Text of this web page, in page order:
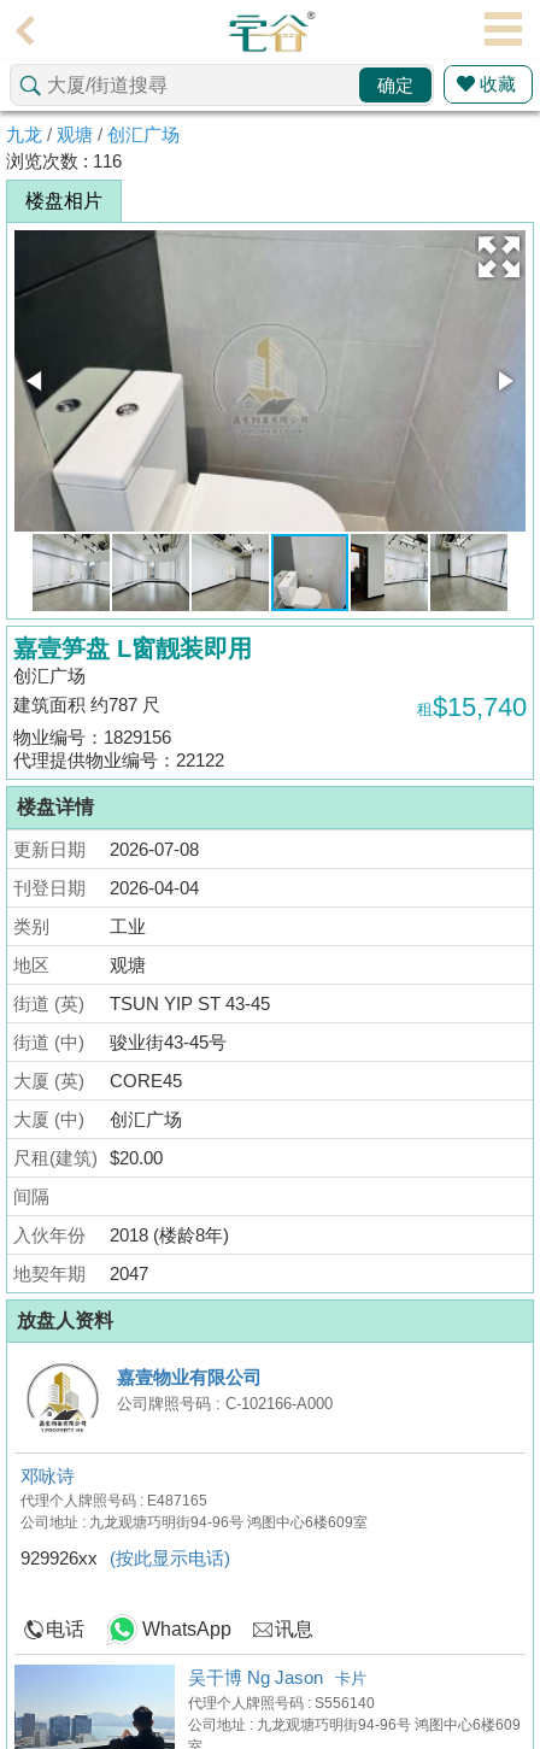
理
主
页
搵
楼/
交
主
放
盘
宅
按
地
产
博
客
地
产
新
闻
数
据
公
布
置
业
手
册
关
於
我
们
确定 收藏
九龙 / 观塘 / 创汇广场
浏览次数 : 116
楼盘相片
嘉壹笋盘 L窗靓装即用
创汇广场
建筑面积 约787 尺
租$15,740
物业编号：1829156
代理提供物业编号：22122
楼盘详情
更新日期
2026-07-08
刊登日期
2026-04-04
类别
工业
地区
观塘
街道 (英)
TSUN YIP ST 43-45
街道 (中)
骏业街43-45号
大厦 (英)
CORE45
大厦 (中)
创汇广场
尺租(建筑)
$20.00
间隔
入伙年份
2018 (楼龄8年)
地契年期
2047
放盘人资料
嘉壹物业有限公司
公司牌照号码 : C-102166-A000
邓咏诗
代理个人牌照号码 : E487165
公司地址 : 九龙观塘巧明街94-96号 鸿图中心6楼609室
929926xx (按此显示电话)
电话 WhatsApp 讯息
吴干博 Ng Jason 卡片
代理个人牌照号码 : S556140
公司地址 : 九龙观塘巧明街94-96号 鸿图中心6楼609